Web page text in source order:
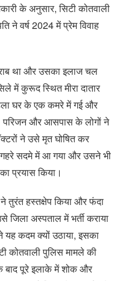
के अनुसार, सिटी कोतवाली
ने वर्ष 2024 में प्रेम विवाह
था और उसका इलाज चल
में कुरूद स्थित मीरा दातार
घर के एक कमरे में गई और
परिजन और आसपास के लोगों ने
ने उसे मृत घोषित कर
गहरे सदमे में आ गया और उसने भी
प्रयास किया।
ने तुरंत हस्तक्षेप किया और फंदा
जिला अस्पताल में भर्ती कराया
यह कदम क्यों उठाया, इसका
कोतवाली पुलिस मामले की
बाद पूरे इलाके में शोक और